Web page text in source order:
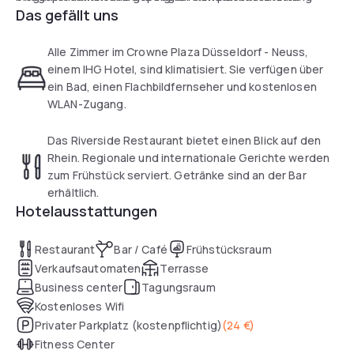
ausgestattet und bieten den idealen Rahmen, um sich
Geschäftsessen oder eine Erfrischung. Mit seinem
großen Privatparkplatz ist dieses Hotel eine effiziente und
luxuriöse „Day-Use”-Lösung, um jede Stunde im Großraum
Düsseldorf-Neuss optimal zu nutzen.
Das gefällt uns
Alle Zimmer im Crowne Plaza Düsseldorf - Neuss,
einem IHG Hotel, sind klimatisiert. Sie verfügen über
ein Bad, einen Flachbildfernseher und kostenlosen
WLAN-Zugang.
Das Riverside Restaurant bietet einen Blick auf den
Rhein. Regionale und internationale Gerichte werden
zum Frühstück serviert. Getränke sind an der Bar
erhältlich.
Hotelausstattungen
Restaurant Bar / Café
Frühstücksraum
Verkaufsautomaten
Terrasse
Business center
Tagungsraum
Kostenloses Wifi
Privater Parkplatz (kostenpflichtig)(24 €)
Fitness Center